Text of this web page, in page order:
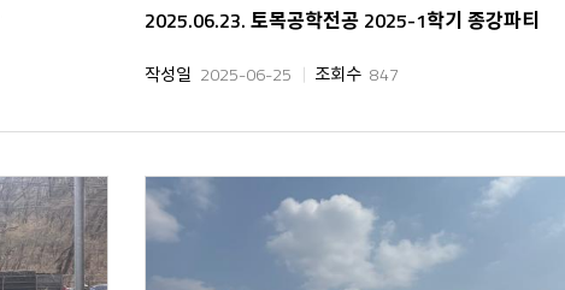
2025.06.23. 토목공학전공 2025-1학기 종강파티
작성일 2025-06-25 조회수 847